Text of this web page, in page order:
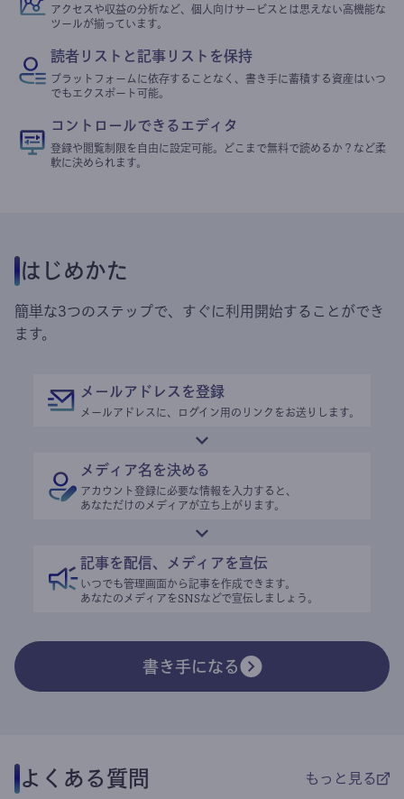
アクセスや収益の分析など、個人向けサービスとは思えない高機能な
ツールが揃っています。
読者リストと記事リストを保持
プラットフォームに依存することなく、書き手に蓄積する資産はいつ
でもエクスポート可能。
コントロールできるエディタ
登録や閲覧制限を自由に設定可能。どこまで無料で読めるか？など柔
軟に決められます。
はじめかた
簡単な3つのステップで、すぐに利用開始することができ
ます。
メールアドレスを登録
メールアドレスに、ログイン用のリンクをお送りします。
メディア名を決める
アカウント登録に必要な情報を入力すると、
あなただけのメディアが立ち上がります。
記事を配信、メディアを宣伝
いつでも管理画面から記事を作成できます。
あなたのメディアをSNSなどで宣伝しましょう。
書き手になる
よくある質問 もっと見る